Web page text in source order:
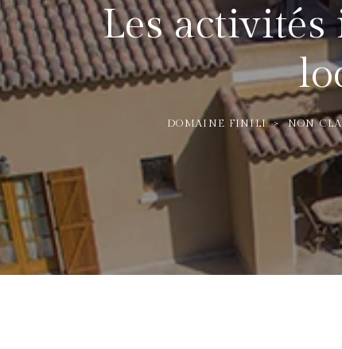
Les
DOMAINE FINILI > NON